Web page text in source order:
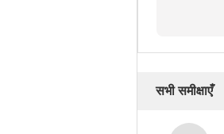
सभी समीक्षाएँ